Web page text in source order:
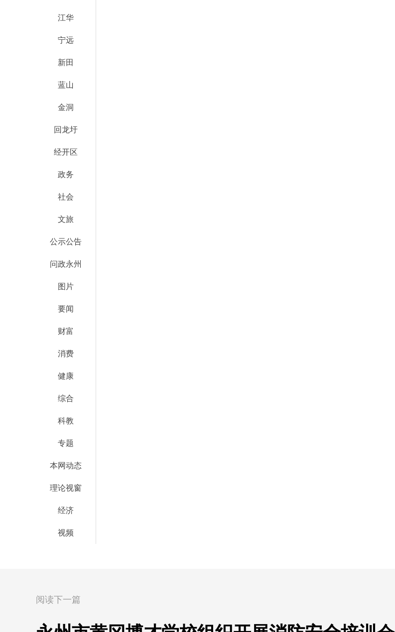
江华
宁远
新田
蓝山
金洞
回龙圩
经开区
政务
社会
文旅
公示公告
问政永州
图片
要闻
财富
消费
健康
综合
科教
专题
本网动态
理论视窗
经济
视频
阅读下一篇